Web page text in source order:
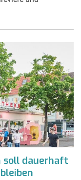
dauerhaft